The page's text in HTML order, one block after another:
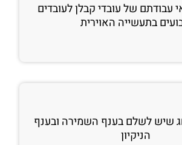
עבודתם של עובדי קבלן לעובדים
בתעשייה האוירית
שיש לשלם בענף השמירה ובענף
הניקיון